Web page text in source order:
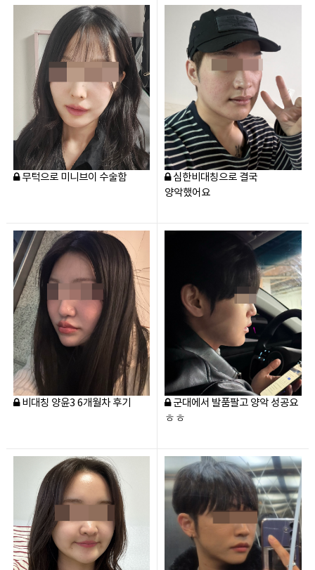
내 얼굴에 대한
물음표 [?]
와이에서마침표 를 찍다.[.]
무턱으로 미니브이 수술함
심한비대칭으로 결국
양악했어요
비대칭 양윤3 6개월차 후기
군대에서 발품팔고 양악 성공요
ㅎㅎ